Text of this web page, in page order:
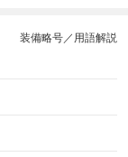
その他
時は必ず現車をご
よび表示項目が異
装備略号／用語解説